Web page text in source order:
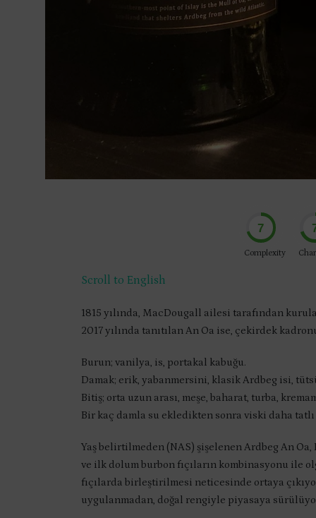
7
Complexity
Scroll to English
1815 yılında, MacDougall ailesi tarafından
2017 yılında tanıtılan An Oa ise, çekirdek
Burun; vanilya, is, portakal kabuğu.
Damak; erik, yabanmersini, klasik Ardbeg isi,
Bitiş; orta uzun arası, meşe, baharat, turba,
Bir kaç damla su ekledikten sonra viski daha
Yaş belirtilmeden (NAS) şişelenen Ardbeg An Oa,
ve ilk dolum burbon fıçıların kombinasyonu ile
fıçılarda birleştirilmesi neticesinde ortaya
uygulanmadan, doğal rengiyle piyasaya